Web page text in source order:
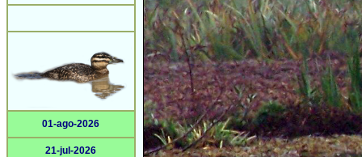
01-ago-2026
21-jul-2026